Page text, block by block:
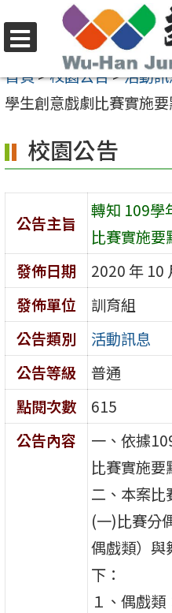
至
要
容
區
選
單
首頁>校園公告>活動
學生創意戲劇比賽實施
校園公告
公告主旨
轉知 109學
比賽實施要
發佈日期
2020 年 10
發佈單位
訓育組
公告類別
活動訊息
公告等級
普通
點閱次數
615
公告內容
一、依據
比賽實施要
二、本案比
(一)比賽分
偶戲類）與
下：
１、偶戲類